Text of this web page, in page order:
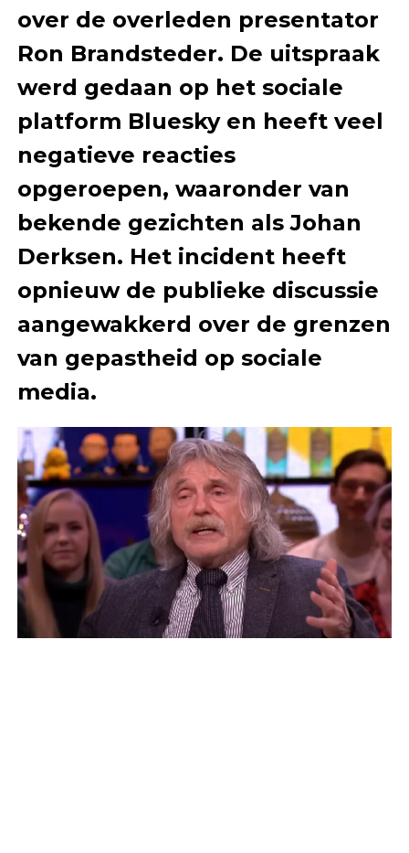
over de overleden presentator
Ron Brandsteder. De uitspraak
werd gedaan op het sociale
platform Bluesky en heeft veel
negatieve reacties
opgeroepen, waaronder van
bekende gezichten als Johan
Derksen. Het incident heeft
opnieuw de publieke discussie
aangewakkerd over de grenzen
van gepastheid op sociale
media.